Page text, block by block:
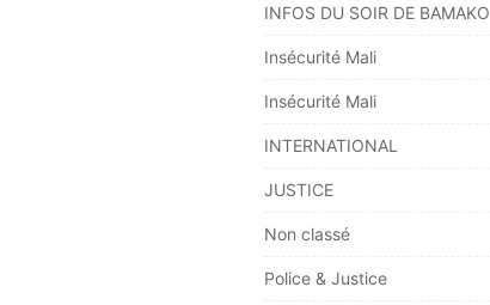
INFOS DU SOIR DE BAMAKO
Insécurité Mali
Insécurité Mali
INTERNATIONAL
JUSTICE
Non classé
Police & Justice